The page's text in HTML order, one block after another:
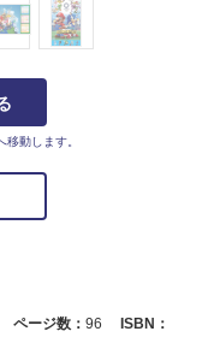
動します。
ページ数： 96
ISBN：